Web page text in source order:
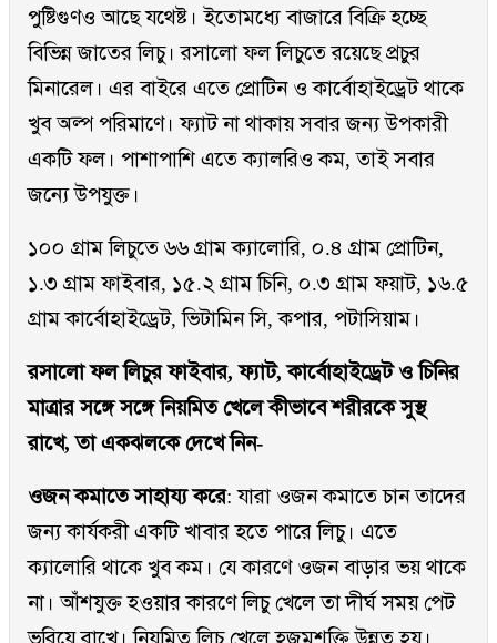
পুষ্টিগুণও আছে যথেষ্ট। ইতোমধ্যে বাজারে বিক্রি হচ্ছে
বিভিন্ন জাতের লিচু। রসালো ফল লিচুতে রয়েছে প্রচুর
মিনারেল। এর বাইরে এতে প্রোটিন ও কার্বোহাইড্রেট থাকে
খুব অল্প পরিমাণে। ফ্যাট না থাকায় সবার জন্য উপকারী
একটি ফল। পাশাপাশি এতে ক্যালরিও কম, তাই সবার
জন্যে উপযুক্ত।
১০০ গ্রাম লিচুতে ৬৬ গ্রাম ক্যালোরি, ০.৪ গ্রাম প্রোটিন,
১.৩ গ্রাম ফাইবার, ১৫.২ গ্রাম চিনি, ০.৩ গ্রাম ফ্য়াট, ১৬.৫
গ্রাম কার্বোহাইড্রেট, ভিটামিন সি, কপার, পটাসিয়াম।
রসালো ফল লিচুর ফাইবার, ফ্যাট, কার্বোহাইড্রেট ও চিনির
মাত্রার সঙ্গে সঙ্গে নিয়মিত খেলে কীভাবে শরীরকে সুস্থ
রাখে, তা একঝলকে দেখে নিন-
ওজন কমাতে সাহায্য করে: যারা ওজন কমাতে চান তাদের
জন্য কার্যকরী একটি খাবার হতে পারে লিচু। এতে
ক্যালোরি থাকে খুব কম। যে কারণে ওজন বাড়ার ভয় থাকে
না। আঁশযুক্ত হওয়ার কারণে লিচু খেলে তা দীর্ঘ সময় পেট